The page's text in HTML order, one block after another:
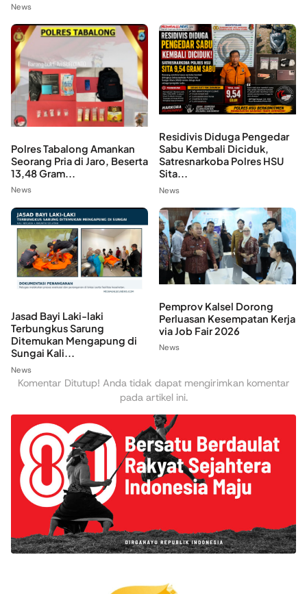
News
Polres Tabalong Amankan
Seorang Pria di Jaro, Beserta
13,48 Gram...
News
Residivis Diduga Pengedar
Sabu Kembali Diciduk,
Satresnarkoba Polres HSU
Sita...
News
Jasad Bayi Laki-laki
Terbungkus Sarung
Ditemukan Mengapung di
Sungai Kali...
News
Pemprov Kalsel Dorong
Perluasan Kesempatan Kerja
via Job Fair 2026
News
Komentar Ditutup! Anda tidak dapat mengirimkan komentar
pada artikel ini.